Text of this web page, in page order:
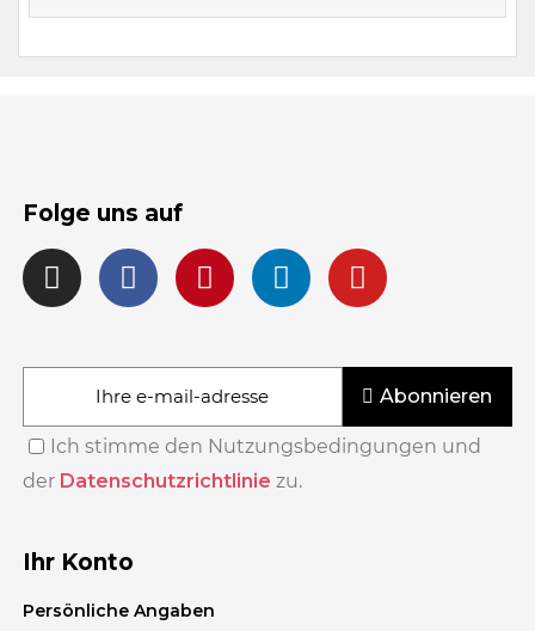
Folge uns auf
Abonnieren
Ich stimme den Nutzungsbedingungen und
der Datenschutzrichtlinie zu.
Ihr Konto
Persönliche Angaben